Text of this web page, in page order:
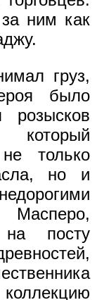
ним как
груз,
было
розысков
только
но и
на посту